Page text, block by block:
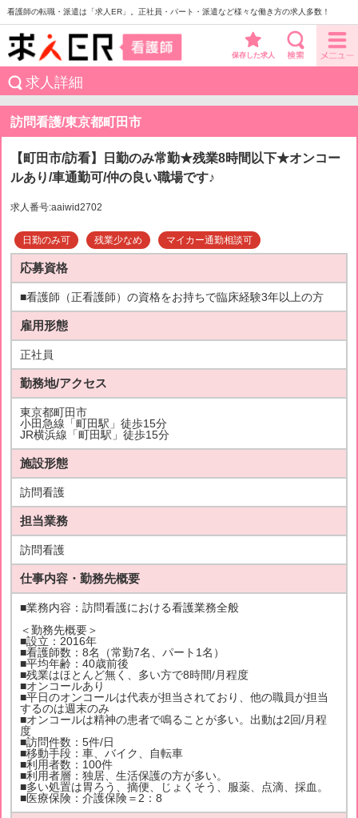
看護師の転職・派遣は「求人ER」。正社員・パート・派遣など様々な働き方の求人多数！
保存した求人
求人詳細
訪問看護/東京都町田市
【町田市/訪看】日勤のみ常勤★残業8時間以下★オンコー
ルあり/車通勤可/仲の良い職場です♪
求人番号:aaiwid2702
日勤のみ可 残業少なめ マイカー通勤相談可
応募資格
■看護師（正看護師）の資格をお持ちで臨床経験3年以上の方
雇用形態
正社員
勤務地/アクセス
東京都町田市
小田急線「町田駅」徒歩15分
JR横浜線「町田駅」徒歩15分
施設形態
訪問看護
担当業務
訪問看護
仕事内容・勤務先概要
■業務内容：訪問看護における看護業務全般
＜勤務先概要＞
■設立：2016年
■看護師数：8名（常勤7名、パート1名）
■平均年齢：40歳前後
■残業はほとんど無く、多い方で8時間/月程度
■オンコールあり
■平日のオンコールは代表が担当されており、他の職員が担当
するのは週末のみ
■オンコールは精神の患者で鳴ることが多い。出動は2回/月程
度
■訪問件数：5件/日
■移動手段：車、バイク、自転車
■利用者数：100件
■利用者層：独居、生活保護の方が多い。
■多い処置は胃ろう、摘便、じょくそう、服薬、点滴、採血。
■医療保険：介護保険＝2：8